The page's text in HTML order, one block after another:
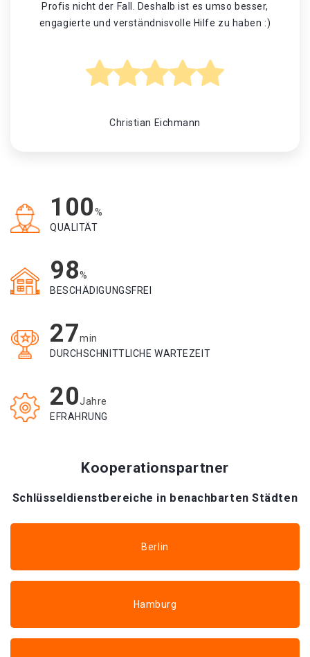
Profis nicht der Fall. Deshalb ist es umso besser,
engagierte und verständnisvolle Hilfe zu haben :)
Christian Eichmann
100%
QUALITÄT
98%
BESCHÄDIGUNGSFREI
27min
DURCHSCHNITTLICHE WARTEZEIT
20Jahre
EFRAHRUNG
Kooperationspartner
Schlüsseldienstbereiche in benachbarten Städten
Berlin
Hamburg